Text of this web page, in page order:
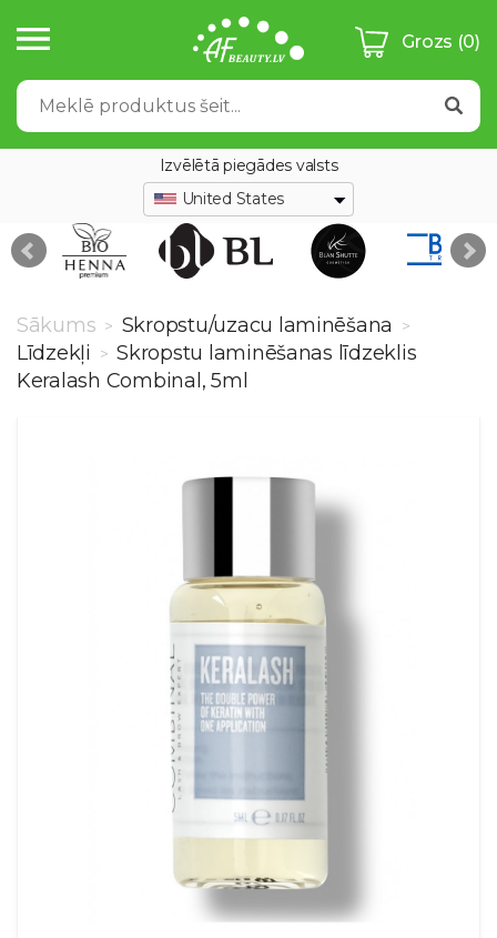
Grozs (0)
Izvēlētā piegādes valsts
United States
Sākums > Skropstu/uzacu laminēšana >
Līdzekļi > Skropstu laminēšanas līdzeklis
Keralash Combinal, 5ml